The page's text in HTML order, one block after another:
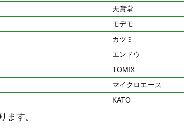
天賞堂
モデモ
カツミ
エンドウ
TOMIX
マイクロエース
KATO
ます。